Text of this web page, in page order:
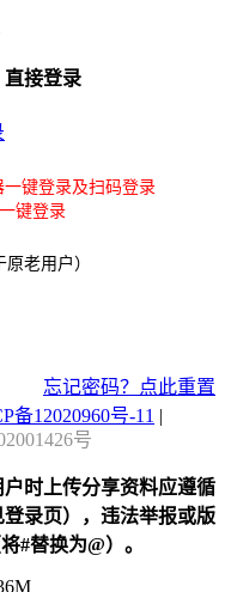
直接登录
键登录及扫码登录
键登录
老用户）
忘记密码？点此重置
备12020960号-11 |
号
时上传分享资料应遵循
录页），违法举报或版
#替换为@）。